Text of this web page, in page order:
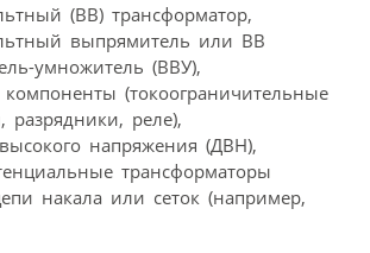
(ВВ) трансформатор,
выпрямитель или ВВ
умножитель (ВВУ),
(токоограничительные
разрядники, реле),
напряжения (ДВН),
трансформаторы
накала или сеток (например,